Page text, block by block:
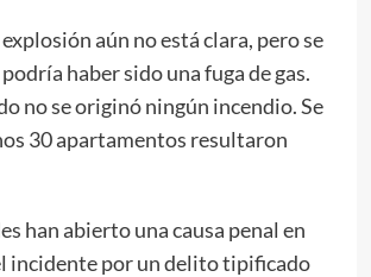
explosión aún no está clara, pero se
haber sido una fuga de gas.
no se originó ningún incendio. Se
30 apartamentos resultaron
han abierto una causa penal en
incidente por un delito tipificado